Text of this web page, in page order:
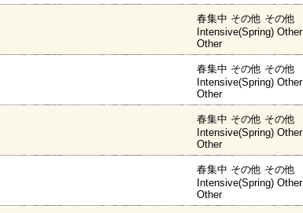
春集中 その他 その他
Intensive(Spring) Other
Other
春集中 その他 その他
Intensive(Spring) Other
Other
春集中 その他 その他
Intensive(Spring) Other
Other
春集中 その他 その他
Intensive(Spring) Other
Other